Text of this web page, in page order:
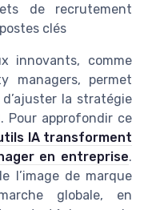
de recrutement
clés
innovants, comme
managers, permet
la stratégie
Pour approfondir ce
IA transforment
en entreprise.
l’image de marque
globale, en